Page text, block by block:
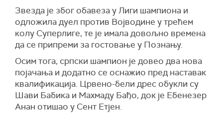
Звезда је због обавеза у Лиги шампиона и
одложила дуел против Војводине у трећем
колу Суперлиге, те је имала довољно времена
да се припреми за гостовање у Познању.
Осим тога, српски шампион је довео два нова
појачања и додатно се оснажио пред наставак
квалификација. Црвено-бели дрес обукли су
Шави Бабика и Махмаду Бађо, док је Ебенезер
Анан отишао у Сент Етјен.